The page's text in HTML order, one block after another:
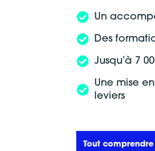
Un
Des
Jusqu’à 7
Une mise
leviers
Tout